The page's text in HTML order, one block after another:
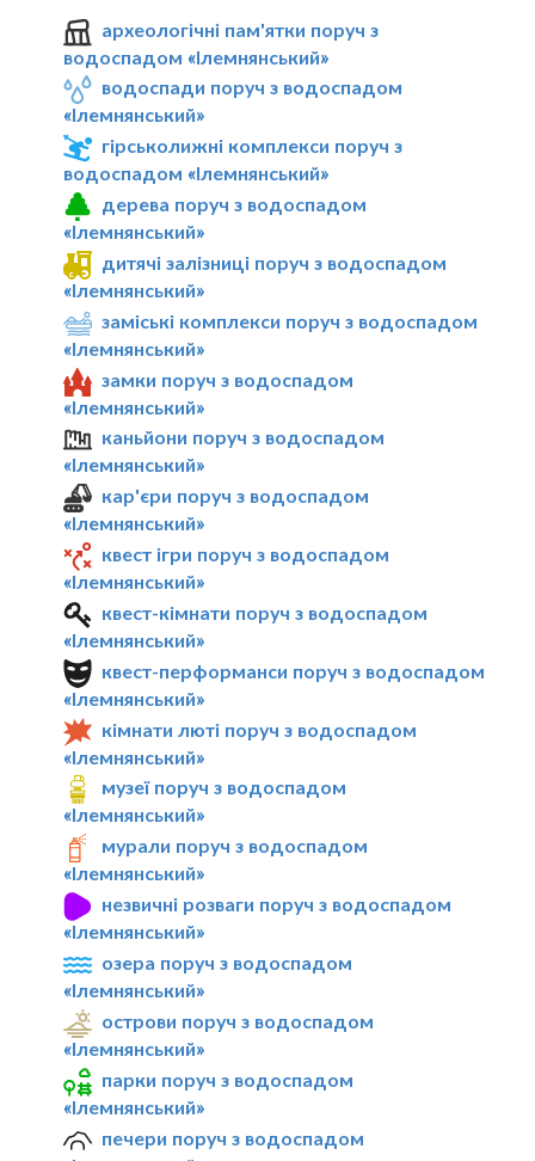
археологічні пам'ятки поруч з
водоспадом «Ілемнянський»
водоспади поруч з водоспадом
«Ілемнянський»
гірськолижні комплекси поруч з
водоспадом «Ілемнянський»
дерева поруч з водоспадом
«Ілемнянський»
дитячі залізниці поруч з водоспадом
«Ілемнянський»
заміські комплекси поруч з водоспадом
«Ілемнянський»
замки поруч з водоспадом
«Ілемнянський»
каньйони поруч з водоспадом
«Ілемнянський»
кар'єри поруч з водоспадом
«Ілемнянський»
квест ігри поруч з водоспадом
«Ілемнянський»
квест-кімнати поруч з водоспадом
«Ілемнянський»
квест-перформанси поруч з водоспадом
«Ілемнянський»
кімнати люті поруч з водоспадом
«Ілемнянський»
музеї поруч з водоспадом
«Ілемнянський»
мурали поруч з водоспадом
«Ілемнянський»
незвичні розваги поруч з водоспадом
«Ілемнянський»
озера поруч з водоспадом
«Ілемнянський»
острови поруч з водоспадом
«Ілемнянський»
парки поруч з водоспадом
«Ілемнянський»
печери поруч з водоспадом